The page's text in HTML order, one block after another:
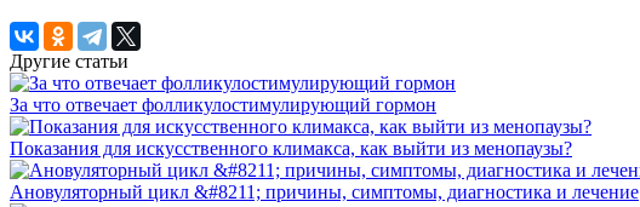
Другие статьи
За что отвечает фолликулостимулирующий гормон
Показания для искусственного климакса, как выйти из менопаузы?
Ановуляторный цикл &#8211; причины, симптомы, диагностика и лечение